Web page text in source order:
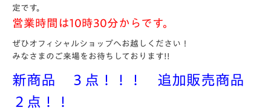
定です。
営業時間は10時30分からです。
ぜひオフィシャルショップへお越しください！
みなさまのご来場をお待ちしております!!
新商品 ３点！！！ 追加販売商品
２点！！